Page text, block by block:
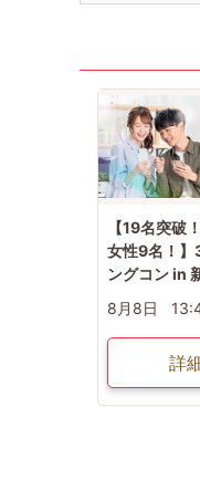
【19名突破
女性9名！
ングコン in
8月8日
詳